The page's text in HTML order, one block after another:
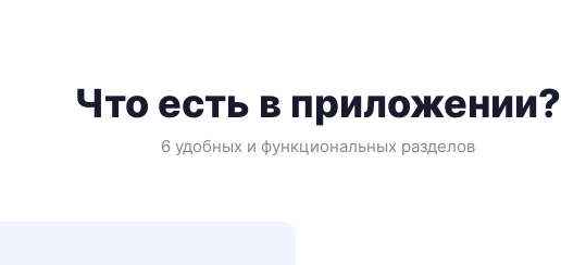
Что есть в приложении?
6 удобных и функциональных разделов